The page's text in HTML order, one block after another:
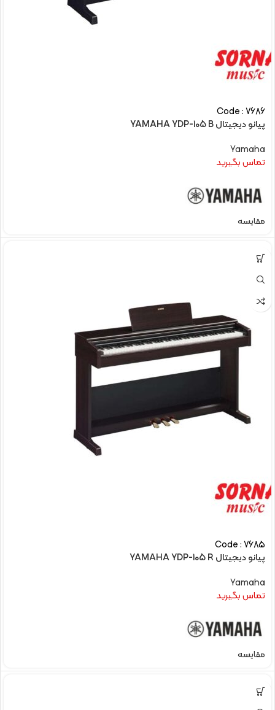
Code : 7686
پیانو دیجیتال YAMAHA YDP-105 B
Yamaha
تماس بگیرید
مقایسه
Code : 7685
پیانو دیجیتال YAMAHA YDP-105 R
Yamaha
تماس بگیرید
مقایسه